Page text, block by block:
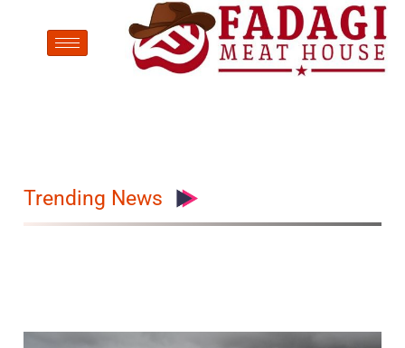
Trending News